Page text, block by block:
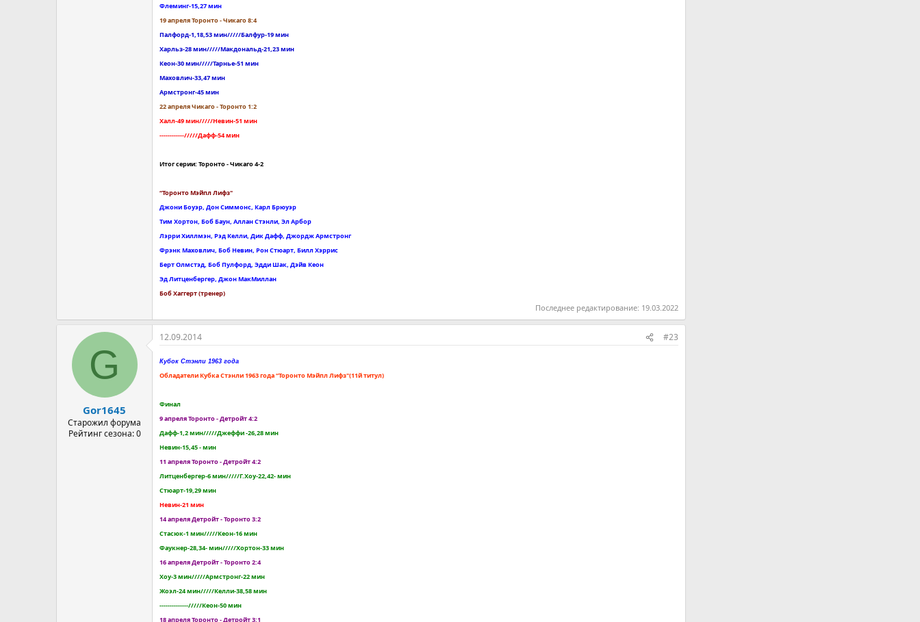
Флеминг-15,27 мин
19 апреля Торонто - Чикаго 8:4
Палфорд-1,18,53 мин/////Балфур-19 мин
Харльз-28 мин/////Макдональд-21,23 мин
Кеон-30 мин/////Тарнье-51 мин
Маховлич-33,47 мин
Армстронг-45 мин
22 апреля Чикаго - Торонто 1:2
Халл-49 мин/////Невин-51 мин
------------/////Дафф-54 мин
Итог серии: Торонто - Чикаго 4-2
“Торонто Мэйпл Лифз"
Джони Боуэр, Дон Симмонс, Карл Брюуэр
Тим Хортон, Боб Баун, Аллан Стэнли, Эл Арбор
Лэрри Хиллмэн, Рэд Келли, Дик Дафф, Джордж Армстронг
Фрэнк Маховлич, Боб Невин, Рон Стюарт, Билл Хэррис
Берт Олмстэд, Боб Пулфорд, Эдди Шак, Дэйв Кеон
Эд Литценбергер, Джон МакМиллан
Боб Хаггерт (тренер)
Последнее редактирование: 19.03.2022
G
Gor1645
Старожил форума
Рейтинг сезона: 0
12.09.2014 #23
Кубок Стэнли 1963 года
Обладатели Кубка Стэнли 1963 года “Торонто Мэйпл Лифз"(11й титул)
Финал
9 апреля Торонто - Детройт 4:2
Дафф-1,2 мин/////Джеффи -26,28 мин
Невин-15,45 - мин
11 апреля Торонто - Детройт 4:2
Литценбергер-6 мин/////Г.Хоу-22,42- мин
Стюарт-19,29 мин
Невин-21 мин
14 апреля Детройт - Торонто 3:2
Стасюк-1 мин/////Кеон-16 мин
Фаукнер-28,34- мин/////Хортон-33 мин
16 апреля Детройт - Торонто 2:4
Хоу-3 мин/////Армстронг-22 мин
Жоэл-24 мин/////Келли-38,58 мин
--------------/////Кеон-50 мин
18 апреля Торонто - Детройт 3:1